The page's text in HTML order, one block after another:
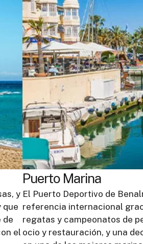
y
que
de
el
Puerto Marina
El Puerto Deportivo de
referencia internacional
regatas y campeonatos de
ocio y restauración, y una